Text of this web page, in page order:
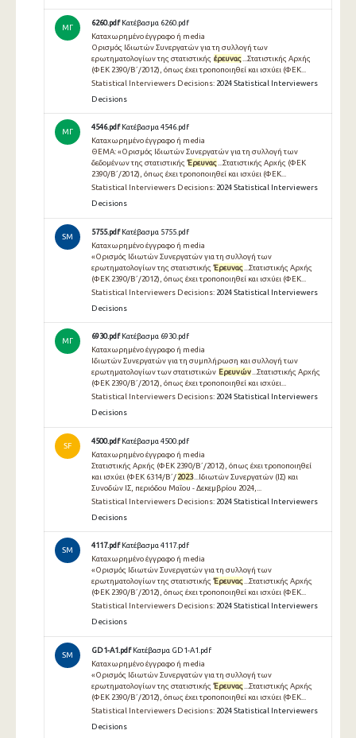
ΜΓ
6260.pdf Κατέβασμα 6260.pdf
Καταχωρημένο έγγραφο ή media
Ορισμός Ιδιωτών Συνεργατών για τη συλλογή των
ερωτηματολογίων της στατιστικής έρευνας ...Στατιστικής Αρχής
(ΦΕΚ 2390/Β΄/2012), όπως έχει τροποποιηθεί και ισχύει (ΦΕΚ...
Statistical Interviewers Decisions: 2024 Statistical Interviewers
Decisions
ΜΓ
4546.pdf Κατέβασμα 4546.pdf
Καταχωρημένο έγγραφο ή media
ΘΕΜΑ: «Ορισμός Ιδιωτών Συνεργατών για τη συλλογή των
δεδομένων της στατιστικής Έρευνας...Στατιστικής Αρχής (ΦΕΚ
2390/Β΄/2012), όπως έχει τροποποιηθεί και ισχύει (ΦΕΚ...
Statistical Interviewers Decisions: 2024 Statistical Interviewers
Decisions
SM
5755.pdf Κατέβασμα 5755.pdf
Καταχωρημένο έγγραφο ή media
«Ορισμός Ιδιωτών Συνεργατών για τη συλλογή των
ερωτηματολογίων της στατιστικής Έρευνας ...Στατιστικής Αρχής
(ΦΕΚ 2390/Β΄/2012), όπως έχει τροποποιηθεί και ισχύει (ΦΕΚ...
Statistical Interviewers Decisions: 2024 Statistical Interviewers
Decisions
ΜΓ
6930.pdf Κατέβασμα 6930.pdf
Καταχωρημένο έγγραφο ή media
Ιδιωτών Συνεργατών για τη συμπλήρωση και συλλογή των
ερωτηματολογίων των στατιστικών Ερευνών...Στατιστικής Αρχής
(ΦΕΚ 2390/Β΄/2012), όπως έχει τροποποιηθεί και ισχύει...
Statistical Interviewers Decisions: 2024 Statistical Interviewers
Decisions
SF
4500.pdf Κατέβασμα 4500.pdf
Καταχωρημένο έγγραφο ή media
Στατιστικής Αρχής (ΦΕΚ 2390/Β΄/2012), όπως έχει τροποποιηθεί
και ισχύει (ΦΕΚ 6314/Β΄/ 2023...Ιδιωτών Συνεργατών (ΙΣ) και
Συνοδών ΙΣ, περιόδου Μαΐου - Δεκεμβρίου 2024,...
Statistical Interviewers Decisions: 2024 Statistical Interviewers
Decisions
SM
4117.pdf Κατέβασμα 4117.pdf
Καταχωρημένο έγγραφο ή media
«Ορισμός Ιδιωτών Συνεργατών για τη συλλογή των
ερωτηματολογίων της στατιστικής Έρευνας...Στατιστικής Αρχής
(ΦΕΚ 2390/Β΄/2012), όπως έχει τροποποιηθεί και ισχύει (ΦΕΚ...
Statistical Interviewers Decisions: 2024 Statistical Interviewers
Decisions
SM
GD1-A1.pdf Κατέβασμα GD1-A1.pdf
Καταχωρημένο έγγραφο ή media
«Ορισμός Ιδιωτών Συνεργατών για τη συλλογή των
ερωτηματολογίων της στατιστικής Έρευνας ...Στατιστικής Αρχής
(ΦΕΚ 2390/Β΄/2012), όπως έχει τροποποιηθεί και ισχύει (ΦΕΚ...
Statistical Interviewers Decisions: 2024 Statistical Interviewers
Decisions